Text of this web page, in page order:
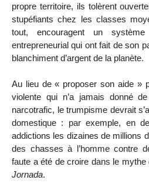
propre territoire, ils tolèrent
stupéfiants chez les classes
tout, encouragent un
entrepreneurial qui ont fait de son
blanchiment d’argent de la planète.
Au lieu de « proposer son aide »
violente qui n’a jamais donné
narcotrafic, le trumpisme devrait
domestique : par exemple, en
addictions les dizaines de millions
des chasses à l’homme contre
faute a été de croire dans le mythe
Jornada.